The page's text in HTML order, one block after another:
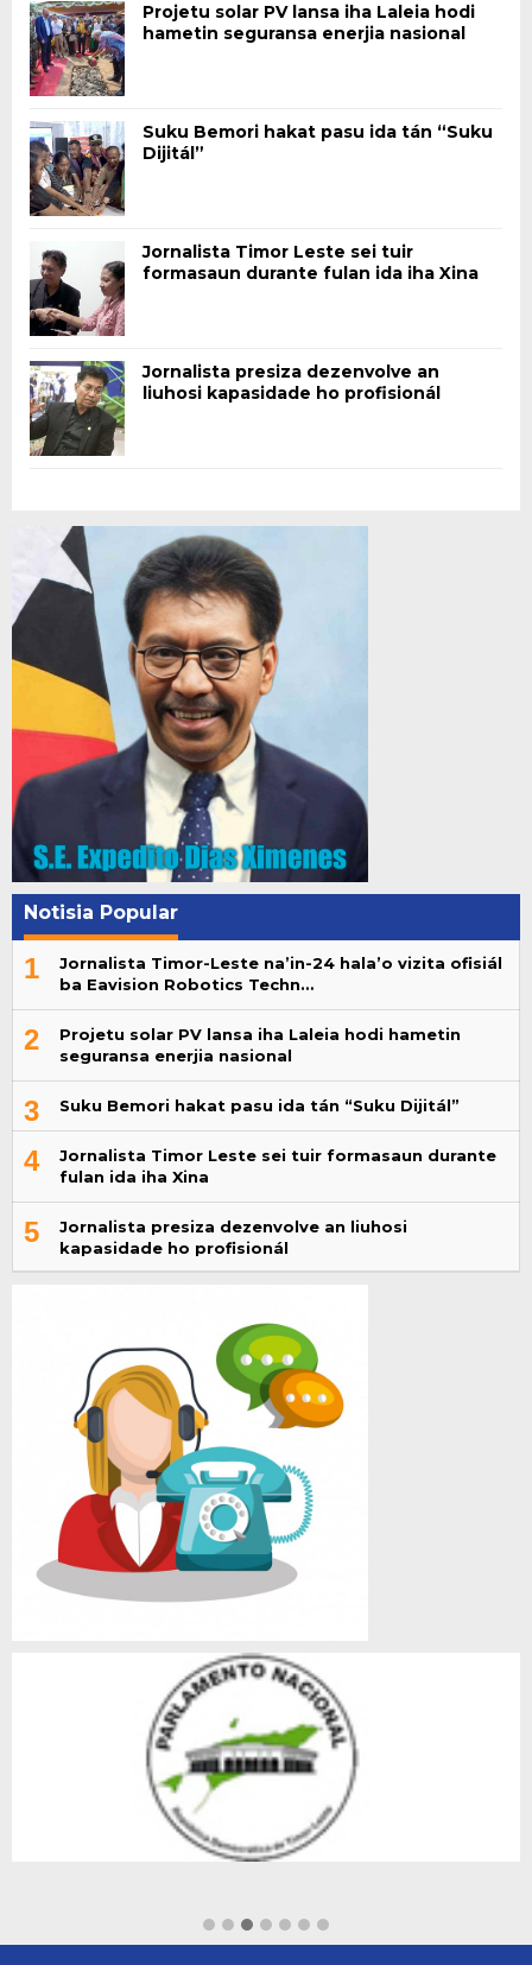
Projetu solar PV lansa iha Laleia hodi
hametin seguransa enerjia nasional
Suku Bemori hakat pasu ida tán “Suku
Dijitál”
Jornalista Timor Leste sei tuir
formasaun durante fulan ida iha Xina
Jornalista presiza dezenvolve an
liuhosi kapasidade ho profisionál
Notisia Popular
1
Jornalista Timor-Leste na’in-24 hala’o vizita ofisiál
ba Eavision Robotics Techn…
2
Projetu solar PV lansa iha Laleia hodi hametin
seguransa enerjia nasional
3 Suku Bemori hakat pasu ida tán “Suku Dijitál”
4
Jornalista Timor Leste sei tuir formasaun durante
fulan ida iha Xina
5
Jornalista presiza dezenvolve an liuhosi
kapasidade ho profisionál